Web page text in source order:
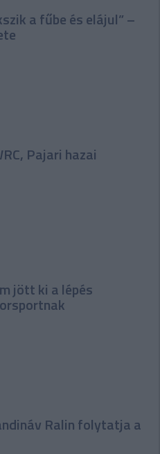
a fűbe és elájul” –
Pajari hazai
jött ki a lépés
Ralin folytatja a